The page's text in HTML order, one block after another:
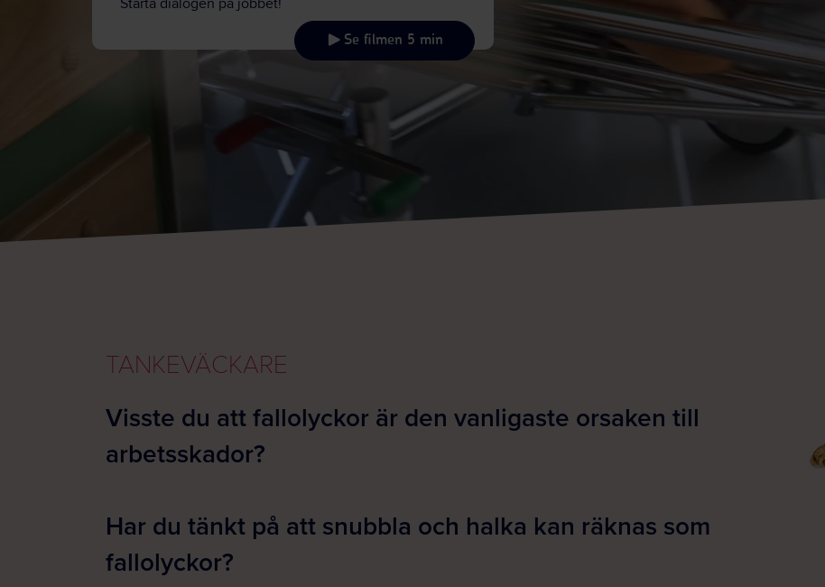
Starta dialogen på jobbet!
Se filmen 5 min
TANKEVÄCKARE
Visste du att fallolyckor är den vanligaste orsaken till
arbetsskador?
Har du tänkt på att snubbla och halka kan räknas som
fallolyckor?